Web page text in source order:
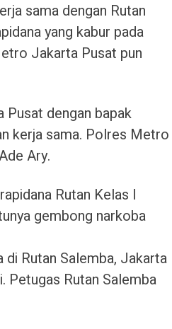
sama dengan Rutan
yang kabur pada
Jakarta Pusat pun
dengan bapak
kerja sama. Polres Metro
Ary.
Rutan Kelas I
gembong narkoba
di Rutan Salemba, Jakarta
Petugas Rutan Salemba